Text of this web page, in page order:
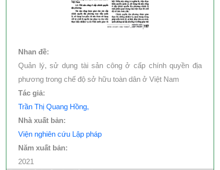
Nhan đề:
Quản lý, sử dụng tài sản công ở cấp chính quyền địa
phương trong chế độ sở hữu toàn dân ở Việt Nam
Tác giả:
Trần Thị Quang Hồng,
Nhà xuất bản:
Viện nghiên cứu Lập pháp
Năm xuất bản:
2021